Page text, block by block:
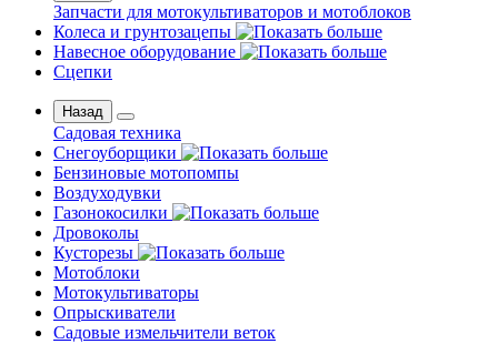
Запчасти для мотокультиваторов и мотоблоков
Колеса и грунтозацепы
Навесное оборудование
Сцепки
Назад
Садовая техника
Снегоуборщики
Бензиновые мотопомпы
Воздуходувки
Газонокосилки
Дровоколы
Кусторезы
Мотоблоки
Мотокультиваторы
Опрыскиватели
Садовые измельчители веток